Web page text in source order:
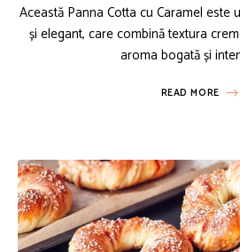
Această Panna Cotta cu Caramel
și elegant, care combină textura
aroma bogată și
READ MORE